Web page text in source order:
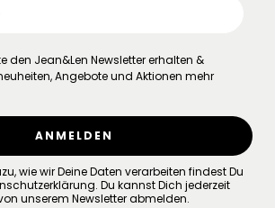
den Jean&Len Newsletter erhalten &
Angebote und Aktionen mehr
ANMELDEN
wie wir Deine Daten verarbeiten findest Du
. Du kannst Dich jederzeit
unserem Newsletter abmelden.